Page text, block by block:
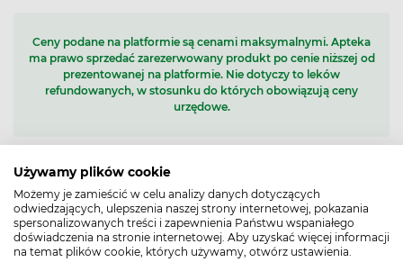
Używamy plików cookie
Możemy je zamieścić w celu analizy danych dotyczących
odwiedzających, ulepszenia naszej strony internetowej, pokazania
spersonalizowanych treści i zapewnienia Państwu wspaniałego
doświadczenia na stronie internetowej. Aby uzyskać więcej informacji
na temat plików cookie, których używamy, otwórz ustawienia.
Ceny podane na platformie są cenami maksymalnymi. Apteka
ma prawo sprzedać zarezerwowany produkt po cenie niższej od
prezentowanej na platformie. Nie dotyczy to leków
refundowanych, w stosunku do których obowiązują ceny
urzędowe.
1 - 36z 241 produktów
1 2 3 ... 7